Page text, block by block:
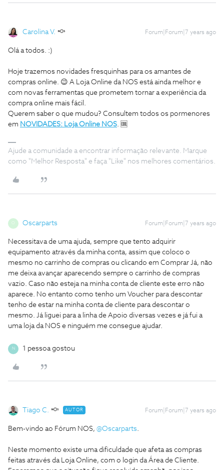
Carolina V. Forum|Forum|7 years ago
Olá a todos. :)
Hoje trazemos novidades fresquinhas para os amantes de
compras online. 😉 A Loja Online da NOS está ainda melhor e
com novas ferramentas que prometem tornar a experiência da
compra online mais fácil.
Querem saber o que mudou? Consultem todos os pormenores
em NOVIDADES: Loja Online NOS . 🆒
Ajude a comunidade a encontrar informação relevante. Marque
como "Melhor Resposta" e faça "Like" nos melhores comentários.
Oscarparts Forum|Forum|7 years ago
Necessitava de uma ajuda, sempre que tento adquirir
equipamento através da minha conta, assim que coloco o
mesmo no carrinho de compras ou clicando em Comprar Já, não
me deixa avançar aparecendo sempre o carrinho de compras
vazio. Caso não esteja na minha conta de cliente este erro não
aparece. No entanto como tenho um Voucher para descontar
tenho de estar na minha conta de cliente para descontar o
mesmo. Já liguei para a linha de Apoio diversas vezes e já fui a
uma loja da NOS e ninguém me consegue ajudar.
N 1 pessoa gostou
Tiago C. AUTOR Forum|Forum|7 years ago
Bem-vindo ao Fórum NOS, @Oscarparts
Neste momento existe uma dificuldade que afeta as compras
feitas através da Loja Online, com o login da Área de Cliente.